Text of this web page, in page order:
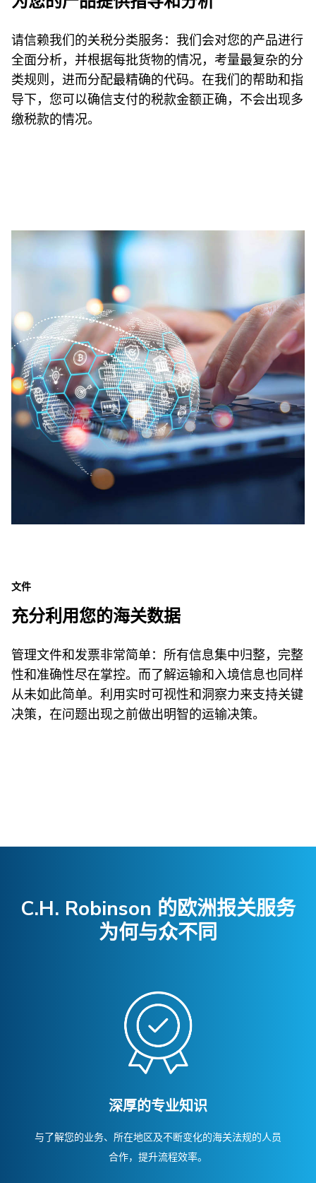
请信赖我们的关税分类服务：我们会对您的产品进行
全面分析，并根据每批货物的情况，考量最复杂的分
类规则，进而分配最精确的代码。在我们的帮助和指
导下，您可以确信支付的税款金额正确，不会出现多
缴税款的情况。
文件
充分利用您的海关数据
管理文件和发票非常简单：所有信息集中归整，完整
性和准确性尽在掌控。而了解运输和入境信息也同样
从未如此简单。利用实时可视性和洞察力来支持关键
决策，在问题出现之前做出明智的运输决策。
C.H. Robinson 的欧洲报关服务
为何与众不同
深厚的专业知识
与了解您的业务、所在地区及不断变化的海关法规的人员
合作，提升流程效率。